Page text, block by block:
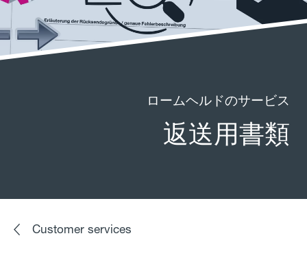
ロームヘルドのサービス
返送用書類
Customer services